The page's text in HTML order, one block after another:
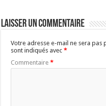
Laisser un commentaire
Votre adresse e-mail ne sera pas
sont indiqués avec*
Commentaire*